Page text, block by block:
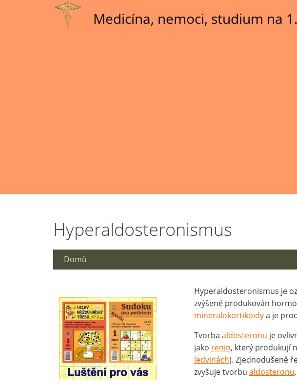
Medicína, nemoci, studium na
Hyperaldosteronismus
Domů
Hyperaldosteronismus je
zvýšeně produkován
mineralokortikoidya je
Tvorba aldosteronu je
jako renin, který produkují
ledvinách). Zjednodušeně
zvyšuje tvorbu aldosteronu.